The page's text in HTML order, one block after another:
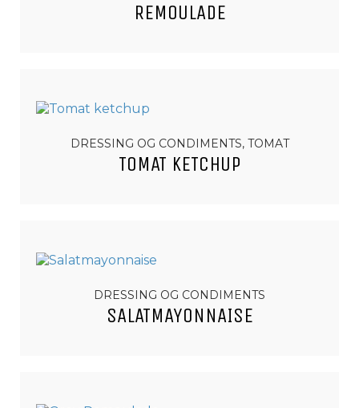
REMOULADE
DRESSING OG CONDIMENTS, TOMAT
TOMAT KETCHUP
DRESSING OG CONDIMENTS
SALATMAYONNAISE